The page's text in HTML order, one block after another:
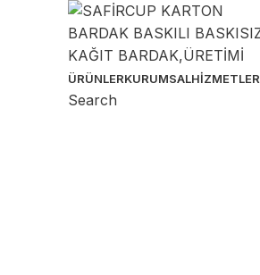
ÜRÜNLERKURUMSALHIZMETLER
Search